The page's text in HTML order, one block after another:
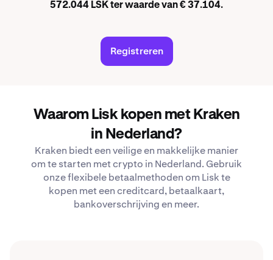
572.044 LSK ter waarde van € 37.104.
Registreren
Waarom Lisk kopen met Kraken
in Nederland?
Kraken biedt een veilige en makkelijke manier
om te starten met crypto in Nederland. Gebruik
onze flexibele betaalmethoden om Lisk te
kopen met een creditcard, betaalkaart,
bankoverschrijving en meer.